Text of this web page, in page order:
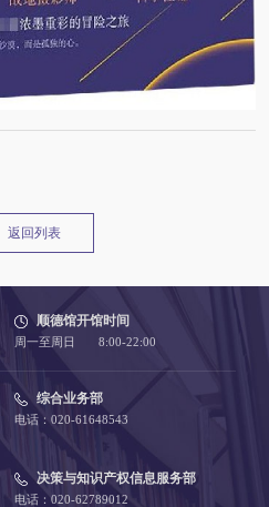
返回列表
顺德馆开馆时间
周一至周日 8:00-22:00
综合业务部
电话：020-61648543
决策与知识产权信息服务部
电话：020-62789012